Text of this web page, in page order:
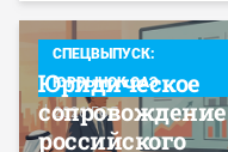
СПЕЦВЫПУСК:
ЮРРЫНОК ОАЭ
2026 ГОД
Юридическое
сопровождение
российского